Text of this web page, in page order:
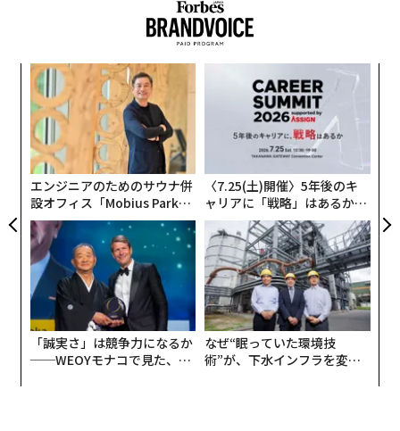
エンジニアのためのサウナ併
設オフィス「Mobius Park」
がオープン──タマディック
が健康経営を徹底する理由
〈7.25(土)開催〉5年後のキ
ャリアに「戦略」はあるか。
トップエグゼクティブのキャ
リアに触れる1日│CAREER S
UMMIT 2026
「誠実さ」は競争力になるか
──WEOYモナコで見た、く
なぜ“眠っていた環境技
術”が、下水インフラを変え